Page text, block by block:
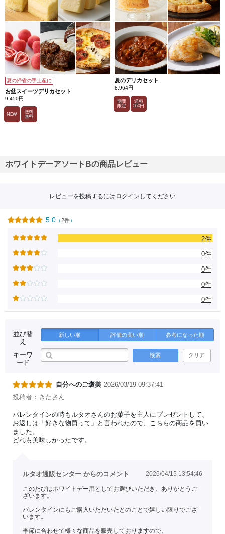
夏の帰省の手土産に
お盆スイーツデリカセット
9,450円
NEW
送料
無料
夏のデリカセット
8,964円
期間
限定
送料
550円
ホワイトデーアソートBの商品レビュー
レビューを投稿するには ログイン してください
5.0 （2件）
2件
0件
0件
0件
0件
並び替
え
新しい順 評価の高い順 参考になった順
キーワ
ード
検索 クリア
自分へのご褒美 2026/03/19 09:37:41
投稿者：きたさん
バレンタインの時もルタオさんのお菓子を主人にプレゼントして、
お返しは「好きな物買って」と言われたので、こちらの商品を買い
ました。
どれも美味しかったです。
ルタオ通販センター からのコメント 2026/04/15 13:54:46
このたびはホワイトデー用としてお選びいただき、ありがとうご
ざいます。
バレンタインにもご購入いただいたとのことで嬉しい限りでござ
います。
季節に合わせて様々な商品を販売しておりますので、